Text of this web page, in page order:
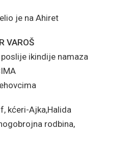
je na Ahiret
VAROŠ
ikindije namaza
kćeri-Ajka,Halida
rodbina,